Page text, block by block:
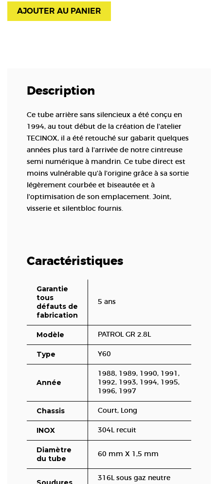
AJOUTER AU PANIER
Description
Ce tube arrière sans silencieux a été conçu en
1994, au tout début de la création de l'atelier
TECINOX, il a été retouché sur gabarit quelques
années plus tard à l'arrivée de notre cintreuse
semi numérique à mandrin. Ce tube direct est
moins vulnérable qu'à l'origine grâce à sa sortie
légèrement courbée et biseautée et à
l'optimisation de son emplacement. Joint,
visserie et silentbloc fournis.
Caractéristiques
Garantie
tous
défauts de
fabrication
5 ans
Modèle PATROL GR 2.8L
Type Y60
Année
1988, 1989, 1990, 1991,
1992, 1993, 1994, 1995,
1996, 1997
Chassis Court, Long
INOX 304L recuit
Diamètre
du tube
60 mm X 1,5 mm
316L sous gaz neutre